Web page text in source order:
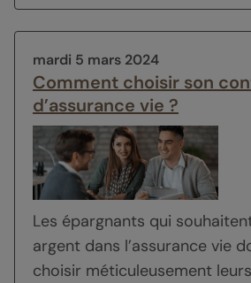
mardi 5 mars 2024
Comment choisir son
d’assurance vie ?
Les épargnants qui
argent dans l’assurance vie
choisir méticuleusement